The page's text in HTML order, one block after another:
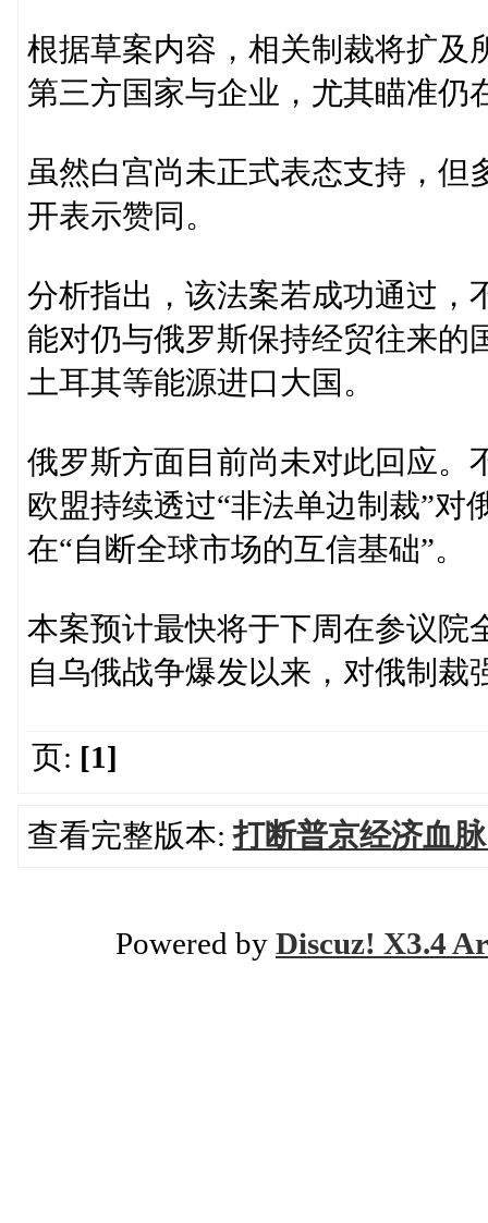
根据草案内容，相关制裁将扩及
第三方国家与企业，尤其瞄准仍
虽然白宫尚未正式表态支持，但
开表示赞同。
分析指出，该法案若成功通过，
能对仍与俄罗斯保持经贸往来的
土耳其等能源进口大国。
俄罗斯方面目前尚未对此回应。
欧盟持续透过“非法单边制裁”对
在“自断全球市场的互信基础”。
本案预计最快将于下周在参议院
自乌俄战争爆发以来，对俄制裁
页: [1]
查看完整版本:打断普京经济血
Powered by Discuz! X3.4